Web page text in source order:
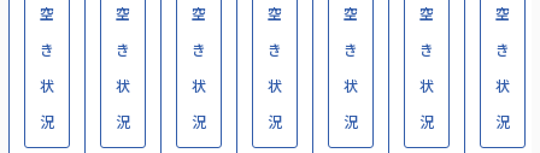
空
き
状
況
空
き
状
況
空
き
状
況
空
き
状
況
空
き
状
況
空
き
状
況
空
き
状
況